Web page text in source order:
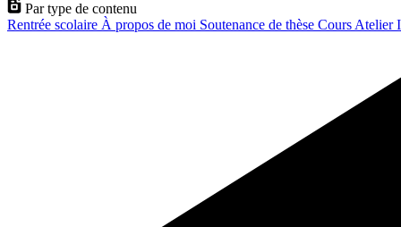
Par type de contenu
Rentrée scolaire À propos de moi Soutenance de thèse Cours Atelier